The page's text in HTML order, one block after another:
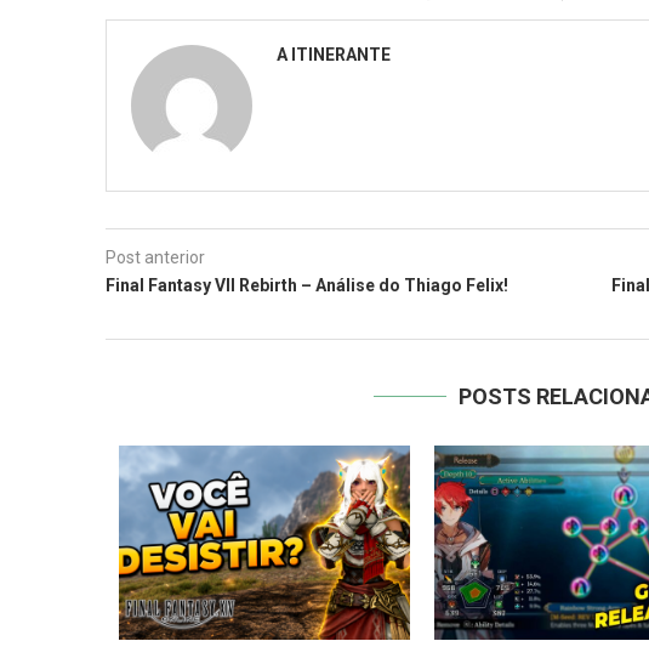
A ITINERANTE
Post anterior
Final Fantasy VII Rebirth – Análise do Thiago Felix!
POSTS